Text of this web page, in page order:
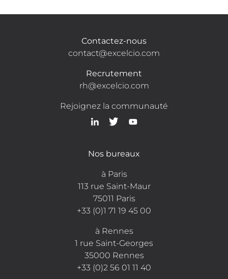
Contactez-nous
contact@excelcio.com
Recrutement
rh@excelcio.com
Rejoignez la communauté
Nos bureaux
à Paris
113 rue Saint-Maur
75011 Paris
+33 (0)1 71 19 45 00
à Rennes
1 rue Saint-Georges
35000 Rennes
+33 (0)2 56 01 11 40